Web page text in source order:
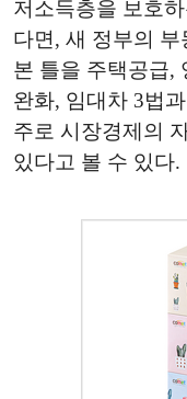
저소득층을 보호
다면, 새 정부의 부
본 틀을 주택공급,
완화, 임대차 3법
주로 시장경제의
있다고 볼 수 있다.